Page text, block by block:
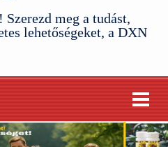
Szerezd meg a tudást,
lehetőségeket, a DXN